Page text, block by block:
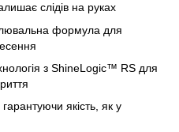
слідів на руках
формула для
з ShineLogic™ RS для
якість, як у